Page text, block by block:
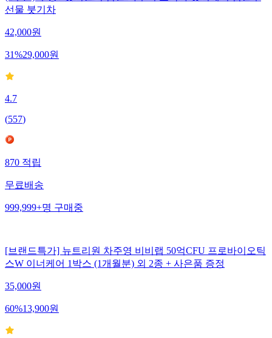
선물 붓기차
42,000원
31%29,000원
4.7
(557)
870적립
무료배송
999,999+명구매중
[브랜드특가] 뉴트리원 차주영 비비랩 50억CFU 프로바이오틱
스W 이너케어 1박스 (1개월분) 외 2종 + 사은품 증정
35,000원
60%13,900원